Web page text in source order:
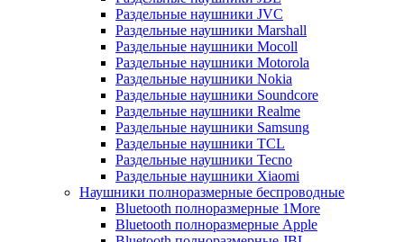
Раздельные наушники JVC
Раздельные наушники Marshall
Раздельные наушники Mocoll
Раздельные наушники Motorola
Раздельные наушники Nokia
Раздельные наушники Soundcore
Раздельные наушники Realme
Раздельные наушники Samsung
Раздельные наушники TCL
Раздельные наушники Tecno
Раздельные наушники Xiaomi
Наушники полноразмерные беспроводные
Bluetooth полноразмерные 1More
Bluetooth полноразмерные Apple